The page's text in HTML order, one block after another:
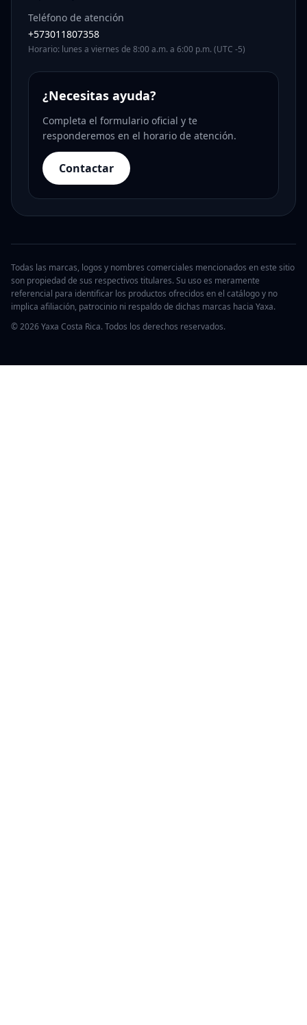
Teléfono de atención
+573011807358
Horario: lunes a viernes de 8:00 a.m. a 6:00 p.m. (UTC -5)
¿Necesitas ayuda?
Completa el formulario oficial y te
responderemos en el horario de atención.
Contactar
Todas las marcas, logos y nombres comerciales mencionados en este sitio
son propiedad de sus respectivos titulares. Su uso es meramente
referencial para identificar los productos ofrecidos en el catálogo y no
implica afiliación, patrocinio ni respaldo de dichas marcas hacia Yaxa.
© 2026 Yaxa Costa Rica. Todos los derechos reservados.